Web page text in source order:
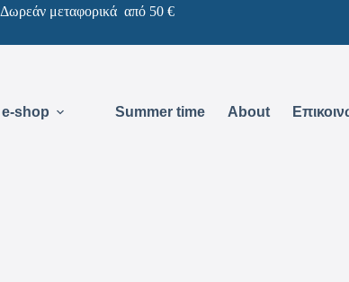
Δωρεάν μεταφορικά από 50 €
e-shop Summer time About